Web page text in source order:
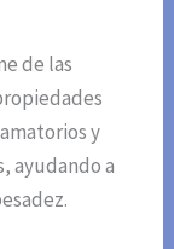
de las
y
ayudando a